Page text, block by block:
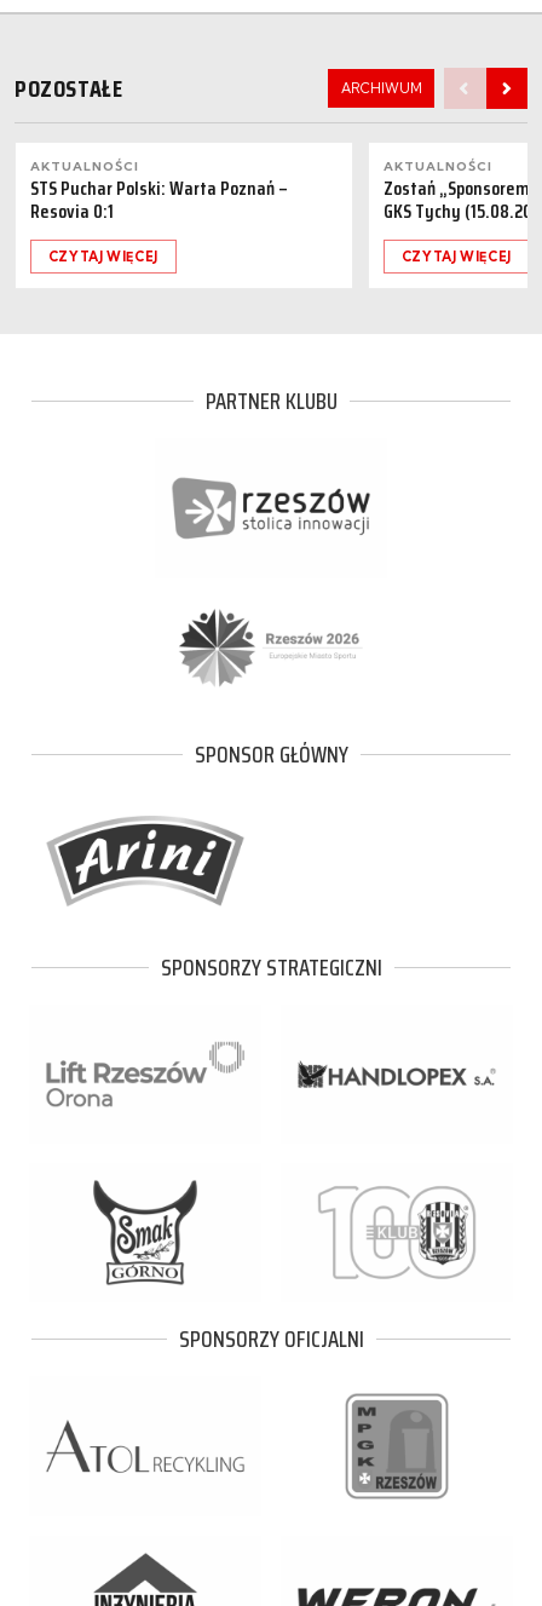
POZOSTAŁE ARCHIWUM
AKTUALNOŚCI
STS Puchar Polski: Warta Poznań –
Resovia 0:1
CZYTAJ WIĘCEJ
AKTUALNOŚCI
Zostań „Sponsorem
GKS Tychy
CZYTAJ WIĘCEJ
PARTNER KLUBU
SPONSOR GŁÓWNY
SPONSORZY STRATEGICZNI
SPONSORZY OFICJALNI